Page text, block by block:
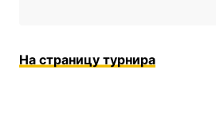
На страницу турнира